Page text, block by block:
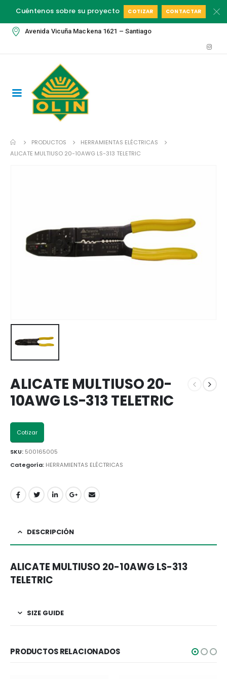
Cuéntenos sobre su proyecto COTIZAR CONTACTAR
Avenida Vicuña Mackena 1621 – Santiago
PRODUCTOS
HERRAMIENTAS ELÉCTRICAS
ALICATE MULTIUSO 20-10AWG LS-313 TELETRIC
ALICATE MULTIUSO 20-
10AWG LS-313 TELETRIC
Cotizar
SKU: 500165005
Categoría: HERRAMIENTAS ELÉCTRICAS
DESCRIPCIÓN
ALICATE MULTIUSO 20-10AWG LS-313
TELETRIC
SIZE GUIDE
PRODUCTOS RELACIONADOS